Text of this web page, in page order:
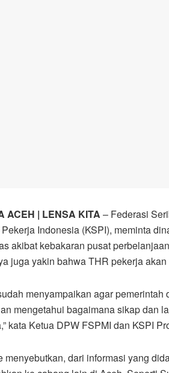
ACEH | LENSA KITA – Federasi
Indonesia (KSPI), meminta
akibat kebakaran pusat
juga yakin bahwa THR pekerja
menyampaikan agar
mengetahui bagaimana sikap dan
kata Ketua DPW FSPMI dan KSPI
menyebutkan, dari informasi yang